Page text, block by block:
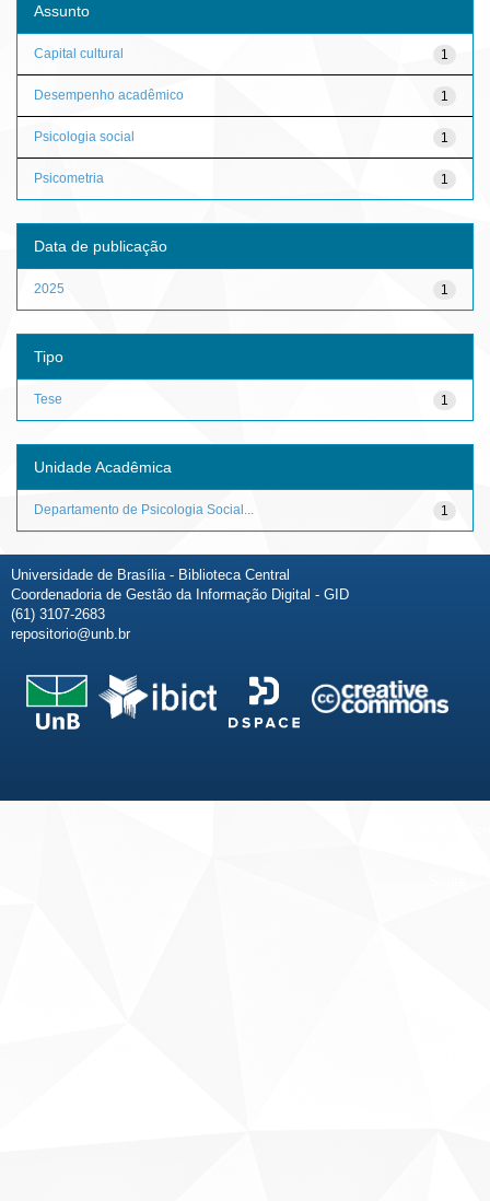
Assunto
1
Capital cultural
1
Desempenho acadêmico
1
Psicologia social
1
Psicometria
Data de publicação
1
2025
Tipo
1
Tese
Unidade Acadêmica
1
Departamento de Psicologia Social...
Universidade de Brasília - Biblioteca Central
Coordenadoria de Gestão da Informação Digital - GID
(61) 3107-2683
repositorio@unb.br